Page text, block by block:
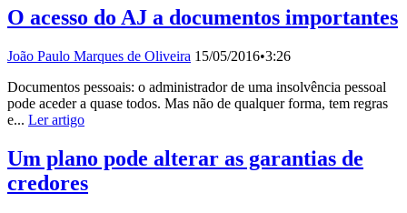
O acesso do AJ a documentos importantes
João Paulo Marques de Oliveira 15/05/2016•3:26
Documentos pessoais: o administrador de uma insolvência pessoal
pode aceder a quase todos. Mas não de qualquer forma, tem regras
e... Ler artigo
Um plano pode alterar as garantias de
credores